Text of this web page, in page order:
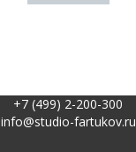
+7 (499) 2-200-300
info@studio-fartukov.ru